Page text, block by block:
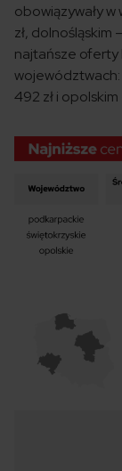
obowiązywały
zł, dolnośląskim
najtańsze oferty
województwach:
492 zł i opolskim